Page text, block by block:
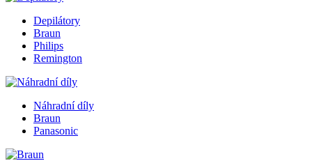
Depilátory
Braun
Philips
Remington
Náhradní díly
Braun
Panasonic